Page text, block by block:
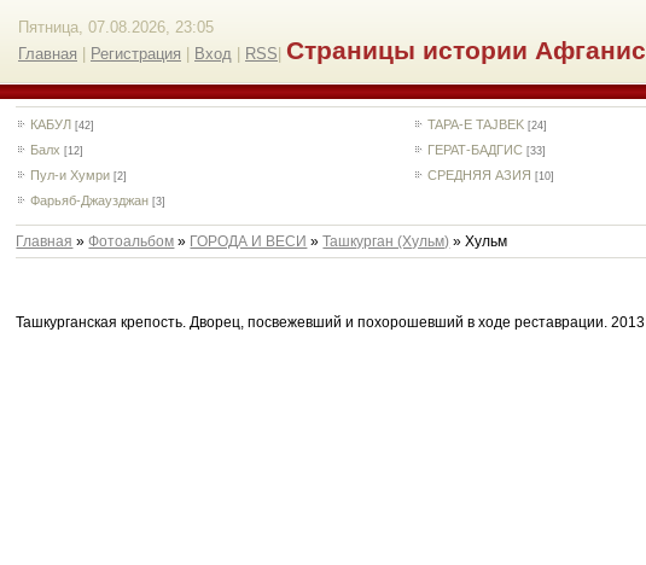
Пятница, 07.08.2026, 23:05
Главная
Регистрация Вход RSS Страницы истории
КАБУЛ [42] TAPA-E TAJBEK [24]
Балх [12] ГЕРАТ-БАДГИС [33]
Пул-и Хумри [2] СРЕДНЯЯ АЗИЯ [10]
Фарьяб-Джаузджан [3]
Главная »Фотоальбом » ГОРОДА И ВЕСИ »Ташкурган (Хульм) » Хульм
Ташкурганская крепость. Дворец, посвежевший и похорошевший в ходе реставрации.